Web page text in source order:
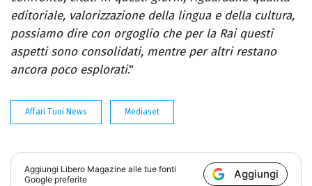
editoriale, valorizzazione della lingua e della cultura,
possiamo dire con orgoglio che per la Rai questi
aspetti sono consolidati, mentre per altri restano
ancora poco esplorati."
Affari Tuoi News Mediaset
Aggiungi Libero Magazine alle tue fonti
Google preferite
Aggiungi